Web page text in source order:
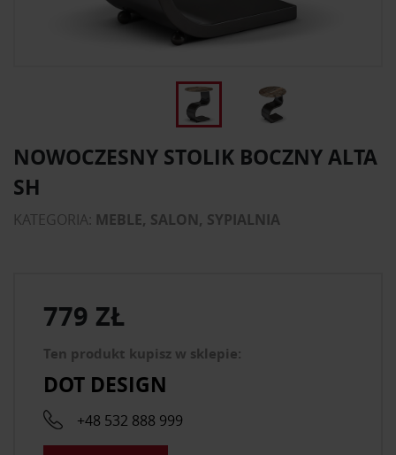
NOWOCZESNY STOLIK BOCZNY ALTA
SH
KATEGORIA: MEBLE, SALON, SYPIALNIA
779 ZŁ
Ten produkt kupisz w sklepie:
DOT DESIGN
+48 532 888 999